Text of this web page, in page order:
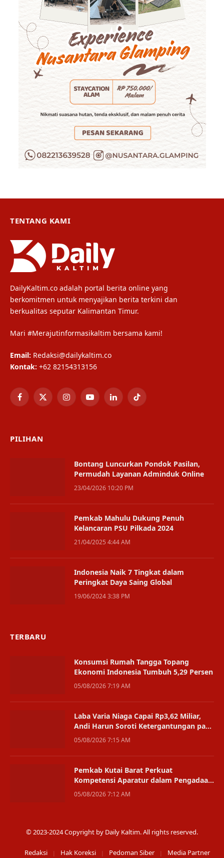
TENTANG KAMI
DailyKaltim.co adalah portal berita online yang
berkomitmen untuk menyajikan berita terkini dan
berkualitas seputar Kalimantan Timur.
Mari #Merajutinformasikaltim bersama kami!
Email: Redaksi@dailykaltim.co
Kontak: +62 82154313156
Facebook
X
InstagramYouTubeLinkedInTikTok
PILIHAN
Bontang Luncurkan Pondok Pasilan,
Permudah Layanan Adminduk Online
23/04/2026 10:20 PM
Pemkab Mahulu Dukung Penuh
Kelancaran PSU Pilkada 2024
21/04/2025 4:44 AM
Indonesia Naik 7 Tingkat dalam
Peringkat Daya Saing Global
19/06/2024 3:38 PM
TERBARU
Konsumsi Rumah Tangga Topang
Ekonomi Indonesia Tumbuh 5,29 Persen
05/08/2026 7:19 AM
Laba Varia Niaga Capai Rp3,62 Miliar,
Andi Harun Soroti Ketergantungan pada
Satu Bisnis
05/08/2026 7:15 AM
Pemkab Kutai Barat Perkuat
Kompetensi Aparatur dalam Pengadaan
Digital
05/08/2026 7:12 AM
© 2023-2024 Copyright by Daily Kaltim. All rights reserved.
Redaksi Hak Koreksi Pedoman Siber Media Partner